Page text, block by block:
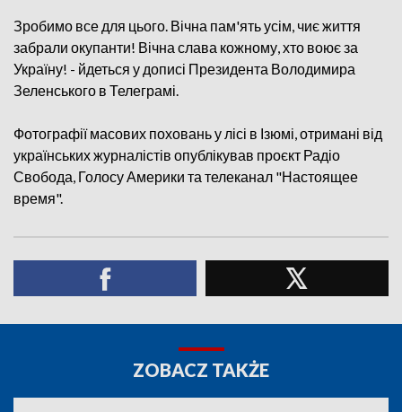
Зробимо все для цього. Вічна пам'ять усім, чиє життя
забрали окупанти! Вічна слава кожному, хто воює за
Україну! - йдеться у дописі Президента Володимира
Зеленського в Телеграмі.
Фотографії масових поховань у лісі в Ізюмі, отримані від
українських журналістів опублікував проєкт Радіо
Свобода, Голосу Америки та телеканал "Настоящее
время".
ZOBACZ TAKŻE